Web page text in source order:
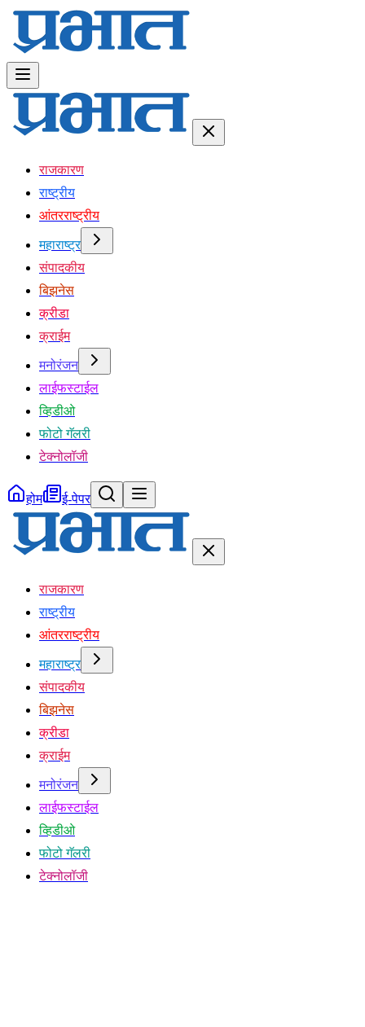
राजकारण
राष्ट्रीय
आंतरराष्ट्रीय
महाराष्ट्र
संपादकीय
बिझनेस
क्रीडा
क्राईम
मनोरंजन
लाईफस्टाईल
व्हिडीओ
फोटो गॅलरी
टेक्नोलॉजी
होम ई-पेपर
राजकारण
राष्ट्रीय
आंतरराष्ट्रीय
महाराष्ट्र
संपादकीय
बिझनेस
क्रीडा
क्राईम
मनोरंजन
लाईफस्टाईल
व्हिडीओ
फोटो गॅलरी
टेक्नोलॉजी